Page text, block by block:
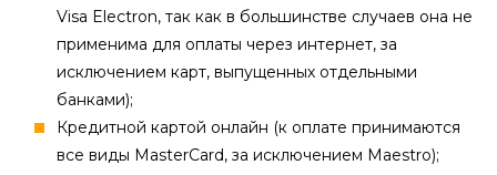
Visa Electron, так как в большинстве случаев она не
применима для оплаты через интернет, за
исключением карт, выпущенных отдельными
банками);
Кредитной картой онлайн (к оплате принимаются
все виды MasterCard, за исключением Maestro);